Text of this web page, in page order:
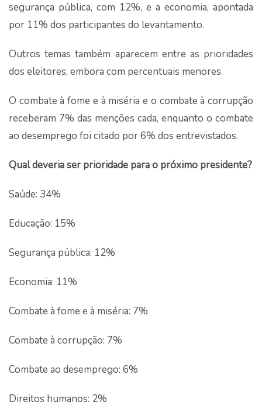
segurança pública, com 12%, e a economia, apontada
por 11% dos participantes do levantamento.
Outros temas também aparecem entre as prioridades
dos eleitores, embora com percentuais menores.
O combate à fome e à miséria e o combate à corrupção
receberam 7% das menções cada, enquanto o combate
ao desemprego foi citado por 6% dos entrevistados.
Qual deveria ser prioridade para o próximo presidente?
Saúde: 34%
Educação: 15%
Segurança pública: 12%
Economia: 11%
Combate à fome e à miséria: 7%
Combate à corrupção: 7%
Combate ao desemprego: 6%
Direitos humanos: 2%